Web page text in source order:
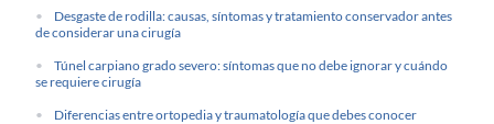
Desgaste de rodilla: causas, síntomas y tratamiento conservador antes
de considerar una cirugía
Túnel carpiano grado severo: síntomas que no debe ignorar y cuándo
se requiere cirugía
Diferencias entre ortopedia y traumatología que debes conocer